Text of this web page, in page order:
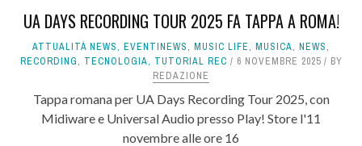
UA DAYS RECORDING TOUR 2025 FA TAPPA A ROMA!
ATTUALITÀ NEWS, EVENTINEWS, MUSIC LIFE, MUSICA, NEWS,
RECORDING, TECNOLOGIA, TUTORIAL REC 6 NOVEMBRE 2025
BY
REDAZIONE
Tappa romana per UA Days Recording Tour 2025, con
Midiware e Universal Audio presso Play! Store l'11
novembre alle ore 16